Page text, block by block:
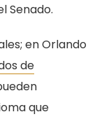
Senado.
en Orlando
de
que